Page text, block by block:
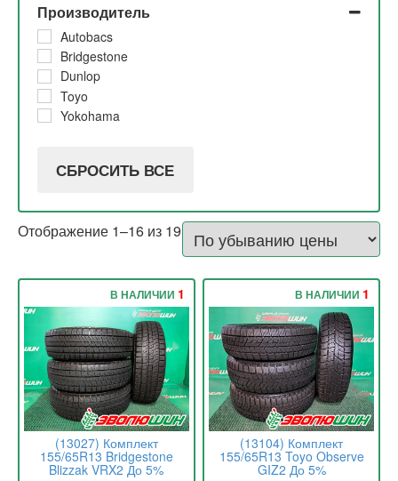
2020
2019
2018
2017
2016
До 5%
5%
10% и 20%
10%
Производитель
Autobacs
Bridgestone
Dunlop
Toyo
Yokohama
СБРОСИТЬ ВСЕ
Отображение 1–16 из 19
(13027) Комплект
155/65R13 Bridgestone
Blizzak VRX2 До 5%
В НАЛИЧИИ 1
(13104) Комплект
155/65R13 Toyo Observe
GIZ2 До 5%
В НАЛИЧИИ 1